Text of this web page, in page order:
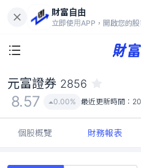
財富自由
立即使用APP，開啟您的股
8.57
元富證券 2856
8.57 0.00% 最近更新時間：
個股概覽 財務報表